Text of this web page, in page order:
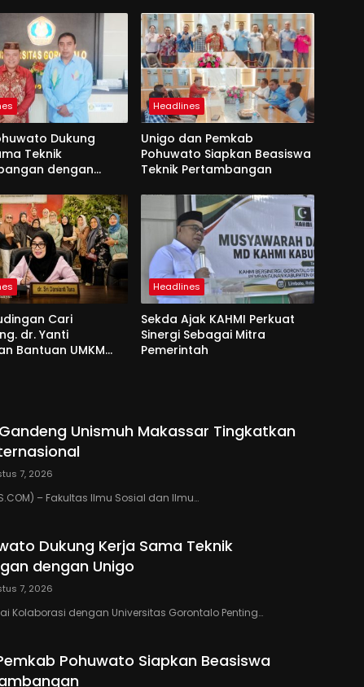
Dukung
Teknik
dengan
Headlines
Unigo dan Pemkab
Pohuwato Siapkan Beasiswa
Teknik Pertambangan
Cari
dr. Yanti
Bantuan UMKM
Headlines
Sekda Ajak KAHMI Perkuat
Sinergi Sebagai Mitra
Pemerintah
Gandeng Unismuh Makassar Tingkatkan
7, 2026
– Fakultas Ilmu Sosial dan Ilmu…
Dukung Kerja Sama Teknik
dengan Unigo
7, 2026
Kolaborasi dengan Universitas Gorontalo Penting…
Pohuwato Siapkan Beasiswa